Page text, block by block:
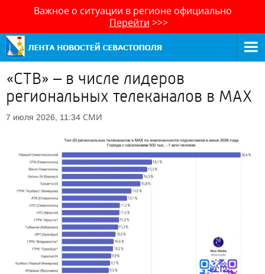
Важное о ситуации в регионе официально
Перейти >>>
«СТВ» – в числе лидеров
региональных телеканалов в MAX
7 июля 2026, 11:34 СМИ